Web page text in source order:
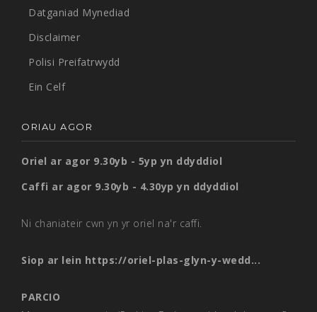
Datganiad Mynediad
Disclaimer
Polisi Preifatrwydd
Ein Celf
ORIAU AGOR
Oriel ar agor 9.30yb - 5yp yn ddyddiol
Caffi ar agor 9.30yb - 4.30yp yn ddyddiol
Ni chaniateir cwn yn yr oriel na'r caffi.
Siop ar lein https://oriel-plas-glyn-y-wedd...
PARCIO